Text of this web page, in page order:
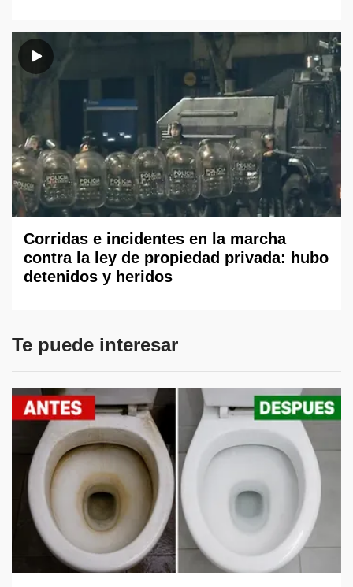
Corridas e incidentes en la marcha
contra la ley de propiedad privada: hubo
detenidos y heridos
Te puede interesar